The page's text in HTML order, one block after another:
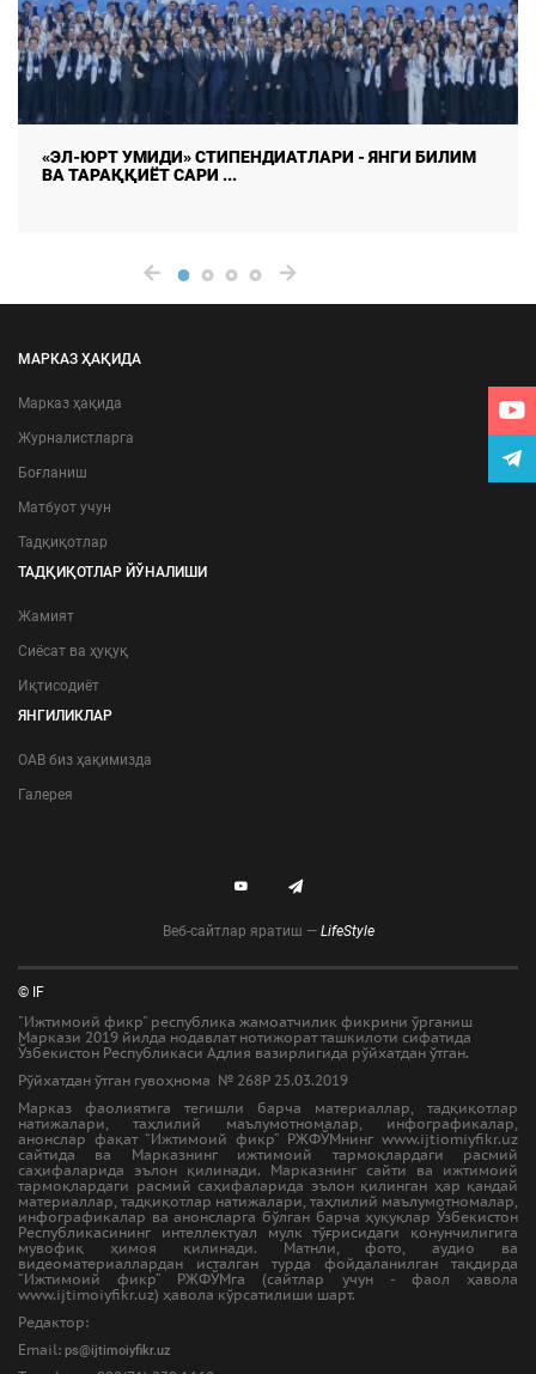
ОНЛАЙН ТАДҚИҚОТЛАРДА МАЪЛУМОТЛАР
ИЗЧИЛЛИГИ ВА РЕСПОНДЕНТЛАР ...
МАРКАЗ ҲАҚИДА
Марказ ҳақида
Журналистларга
Боғланиш
Матбуот учун
Тадқиқотлар
ТАДҚИҚОТЛАР ЙЎНАЛИШИ
Жамият
Сиёсат ва ҳуқуқ
Иқтисодиёт
ЯНГИЛИКЛАР
ОАВ биз ҳақимизда
Галерея
Веб-сайтлар яратиш — LifeStyle
© IF
"Ижтимоий фикр" республика жамоатчилик фикрини ўрганиш
Маркази 2019 йилда нодавлат нотижорат ташкилоти сифатида
Ўзбекистон Республикаси Адлия вазирлигида рўйхатдан ўтган.
Рўйхатдан ўтган гувоҳнома № 268Р 25.03.2019
Марказ фаолиятига тегишли барча материаллар, тадқиқотлар
натижалари, таҳлилий маълумотномалар, инфографикалар,
анонслар фақат “Ижтимоий фикр” РЖФЎМнинг www.ijtiomiyfikr.uz
сайтида ва Марказнинг ижтимоий тармоқлардаги расмий
саҳифаларида эълон қилинади. Марказнинг сайти ва ижтимоий
тармоқлардаги расмий саҳифаларида эълон қилинган ҳар қандай
материаллар, тадқиқотлар натижалари, таҳлилий маълумотномалар,
инфографикалар ва анонсларга бўлган барча ҳуқуқлар Ўзбекистон
Республикасининг интеллектуал мулк тўғрисидаги қонунчилигига
мувофиқ ҳимоя қилинади. Матнли, фото, аудио ва
видеоматериаллардан исталган турда фойдаланилган тақдирда
“Ижтимоий фикр” РЖФЎМга (сайтлар учун - фаол ҳавола
www.ijtimoiyfikr.uz) ҳавола кўрсатилиши шарт.
Редактор:
Email: ps@ijtimoiyfikr.uz